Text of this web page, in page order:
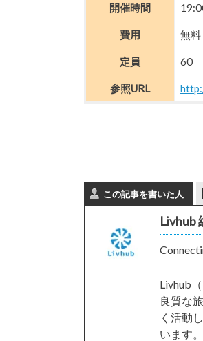
開催時間
費用 無料
定員 60
参照URL
この記事を書いた人
Livhub
Livhub
良質な
く活動
います。